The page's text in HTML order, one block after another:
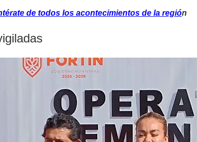
de todos los acontecimientos de la región